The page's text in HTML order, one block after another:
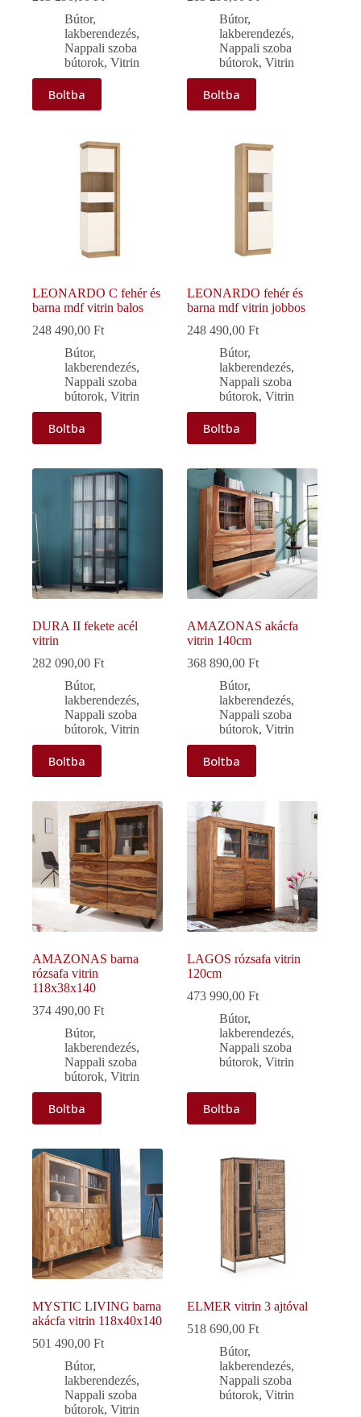
Bútor,
lakberendezés,
Nappali szoba
bútorok, Vitrin
Boltba
Bútor,
lakberendezés,
Nappali szoba
bútorok,Vitrin
Boltba
LEONARDO C fehér és
barna mdf vitrin balos
248 490,00 Ft
Bútor,
lakberendezés,
Nappali szoba
bútorok, Vitrin
Boltba
LEONARDO fehér és
barna mdf vitrin jobbos
248 490,00Ft
Bútor,
lakberendezés,
Nappali szoba
bútorok,Vitrin
Boltba
DURA II fekete acél
vitrin
282 090,00 Ft
Bútor,
lakberendezés,
Nappali szoba
bútorok, Vitrin
Boltba
AMAZONAS akácfa
vitrin 140cm
368 890,00Ft
Bútor,
lakberendezés,
Nappali szoba
bútorok,Vitrin
Boltba
AMAZONAS barna
rózsafa vitrin
118x38x140
374 490,00 Ft
Bútor,
lakberendezés,
Nappali szoba
bútorok, Vitrin
Boltba
LAGOS rózsafa vitrin
120cm
473 990,00Ft
Bútor,
lakberendezés,
Nappali szoba
bútorok,Vitrin
Boltba
MYSTIC LIVING barna
akácfa vitrin 118x40x140
501 490,00 Ft
Bútor,
lakberendezés,
Nappali szoba
bútorok, Vitrin
ELMER vitrin 3 ajtóval
518 690,00Ft
Bútor,
lakberendezés,
Nappali szoba
bútorok,Vitrin